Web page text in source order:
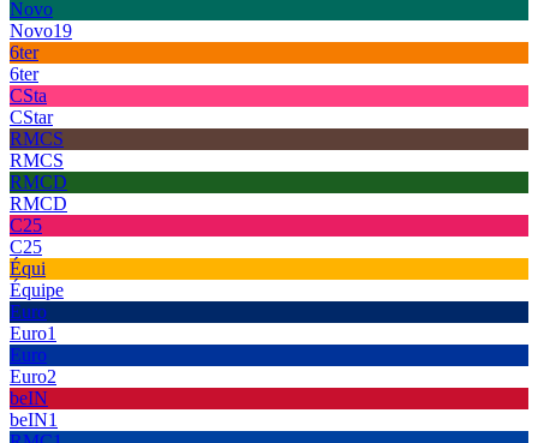
Novo
Novo19
6ter
6ter
CSta
CStar
RMCS
RMCS
RMCD
RMCD
C25
C25
Équi
Équipe
Euro
Euro1
Euro
Euro2
beIN
beIN1